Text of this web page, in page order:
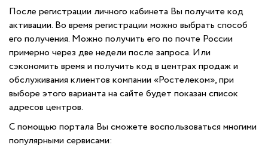
После регистрации личного кабинета Вы получите код
активации. Во время регистрации можно выбрать способ
его получения. Можно получить его по почте России
примерно через две недели после запроса. Или
сэкономить время и получить код в центрах продаж и
обслуживания клиентов компании «Ростелеком», при
выборе этого варианта на сайте будет показан список
адресов центров.
С помощью портала Вы сможете воспользоваться многими
популярными сервисами: